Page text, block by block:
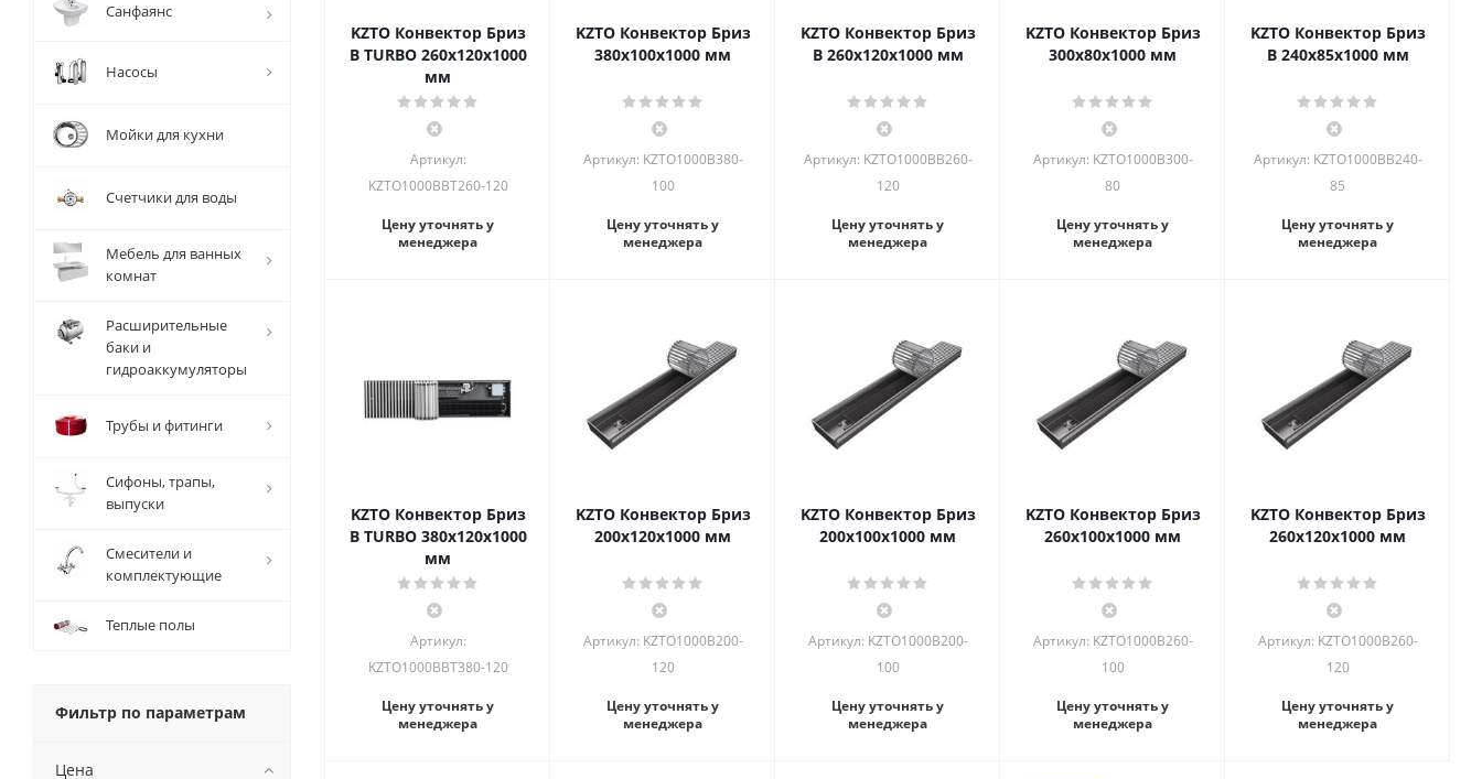
KZTO Конвектор Бриз
В TURBO 260х120х1000
мм
Артикул:
KZTO1000BВT260-120
Цену уточнять у
менеджера
KZTO Конвектор Бриз
380х100х1000 мм
Артикул: KZTO1000B380-
100
Цену уточнять у
менеджера
KZTO Конвектор Бриз
В 260х120х1000 мм
Артикул: KZTO1000BВ260-
120
Цену уточнять у
менеджера
KZTO Конвектор Бриз
300х80х1000 мм
Артикул: KZTO1000B300-
80
Цену уточнять у
менеджера
KZTO Конвектор Бриз
В 240х85х1000 мм
Артикул: KZTO1000BВ240-
85
Цену уточнять у
менеджера
KZTO Конвектор Бриз
В TURBO 380х120х1000
мм
Артикул:
KZTO1000BВT380-120
Цену уточнять у
менеджера
KZTO Конвектор Бриз
200х120х1000 мм
Артикул: KZTO1000B200-
120
Цену уточнять у
менеджера
KZTO Конвектор Бриз
200х100х1000 мм
Артикул: KZTO1000B200-
100
Цену уточнять у
менеджера
KZTO Конвектор Бриз
260х100х1000 мм
Артикул: KZTO1000B260-
100
Цену уточнять у
менеджера
KZTO Конвектор Бриз
260х120х1000 мм
Артикул: KZTO1000B260-
120
Цену уточнять у
менеджера
Санфаянс
Насосы
Мойки для кухни
Счетчики для воды
Мебель для ванных
комнат
Расширительные
баки и
гидроаккумуляторы
Трубы и фитинги
Сифоны, трапы,
выпуски
Смесители и
комплектующие
Теплые полы
Фильтр по параметрам
Цена